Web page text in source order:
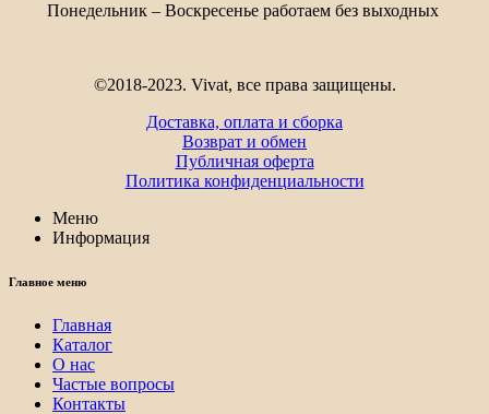
Понедельник – Воскресенье работаем без выходных
©2018-2023. Vivat, все права защищены.
Доставка, оплата и сборка
Возврат и обмен
Публичная оферта
Политика конфиденциальности
Меню
Информация
Главное меню
Главная
Каталог
О нас
Частые вопросы
Контакты